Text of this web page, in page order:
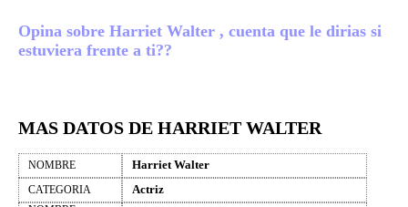
Opina sobre Harriet Walter , cuenta que le dirias si
estuviera frente a ti??
MAS DATOS DE HARRIET WALTER
NOMBRE Harriet Walter
CATEGORIA Actriz